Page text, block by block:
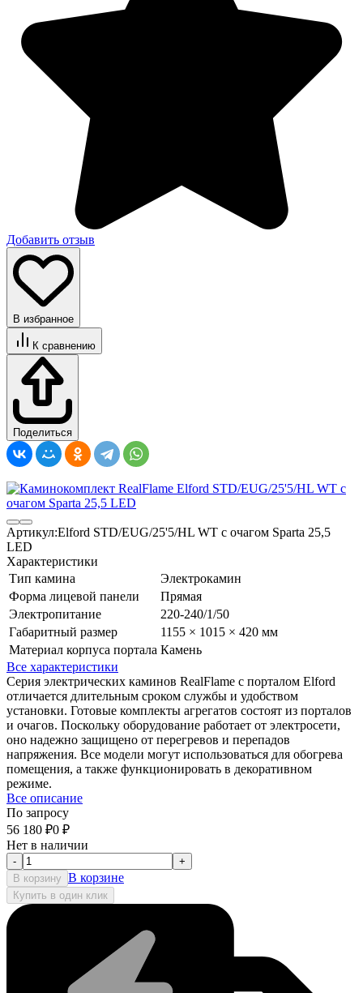
Добавить отзыв
В избранное
К сравнению
Поделиться
Артикул:Elford STD/EUG/25'5/HL WT с очагом Sparta 25,5
LED
Характеристики
Тип камина
Электрокамин
Форма лицевой панели
Прямая
Электропитание
220-240/1/50
Габаритный размер
1155 × 1015 × 420 мм
Материал корпуса портала Камень
Все характеристики
Серия электрических каминов RealFlame с порталом Elford
отличается длительным сроком службы и удобством
установки. Готовые комплекты агрегатов состоят из порталов
и очагов. Поскольку оборудование работает от электросети,
оно надежно защищено от перегревов и перепадов
напряжения. Все модели могут использоваться для обогрева
помещения, а также функционировать в декоративном
режиме.
Все описание
По запросу
56 180 ₽0 ₽
Нет в наличии
-
+
В корзину В корзине
Купить в один клик